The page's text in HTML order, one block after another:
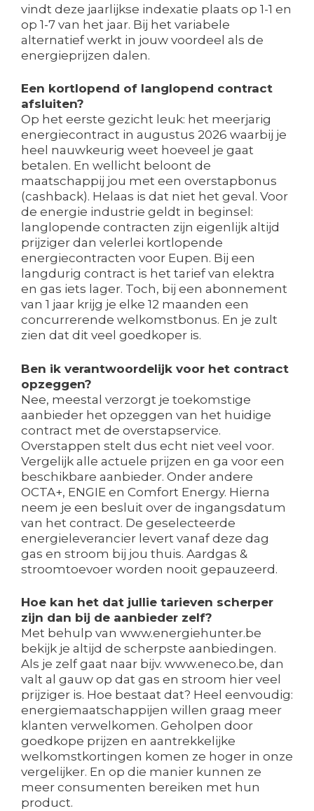
vindt deze jaarlijkse indexatie plaats op 1-1 en
op 1-7 van het jaar. Bij het variabele
alternatief werkt in jouw voordeel als de
energieprijzen dalen.
Een kortlopend of langlopend contract
afsluiten?
Op het eerste gezicht leuk: het meerjarig
energiecontract in augustus 2026 waarbij je
heel nauwkeurig weet hoeveel je gaat
betalen. En wellicht beloont de
maatschappij jou met een overstapbonus
(cashback). Helaas is dat niet het geval. Voor
de energie industrie geldt in beginsel:
langlopende contracten zijn eigenlijk altijd
prijziger dan velerlei kortlopende
energiecontracten voor Eupen. Bij een
langdurig contract is het tarief van elektra
en gas iets lager. Toch, bij een abonnement
van 1 jaar krijg je elke 12 maanden een
concurrerende welkomstbonus. En je zult
zien dat dit veel goedkoper is.
Ben ik verantwoordelijk voor het contract
opzeggen?
Nee, meestal verzorgt je toekomstige
aanbieder het opzeggen van het huidige
contract met de overstapservice.
Overstappen stelt dus echt niet veel voor.
Vergelijk alle actuele prijzen en ga voor een
beschikbare aanbieder. Onder andere
OCTA+, ENGIE en Comfort Energy. Hierna
neem je een besluit over de ingangsdatum
van het contract. De geselecteerde
energieleverancier levert vanaf deze dag
gas en stroom bij jou thuis. Aardgas &
stroomtoevoer worden nooit gepauzeerd.
Hoe kan het dat jullie tarieven scherper
zijn dan bij de aanbieder zelf?
Met behulp van www.energiehunter.be
bekijk je altijd de scherpste aanbiedingen.
Als je zelf gaat naar bijv. www.eneco.be, dan
valt al gauw op dat gas en stroom hier veel
prijziger is. Hoe bestaat dat? Heel eenvoudig:
energiemaatschappijen willen graag meer
klanten verwelkomen. Geholpen door
goedkope prijzen en aantrekkelijke
welkomstkortingen komen ze hoger in onze
vergelijker. En op die manier kunnen ze
meer consumenten bereiken met hun
product.